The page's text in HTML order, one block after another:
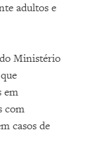
adultos e
Ministério
em
com
casos de